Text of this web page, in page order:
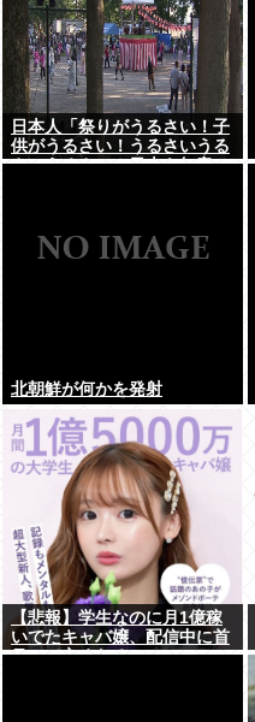
日本人「祭りがうるさい！子
供がうるさい！うるさいうる
さいうるさい！日本を無音の
北朝鮮が何かを発射
【悲報】学生なのに月1億稼
いでたキャバ嬢、配信中に首
吊って亡くなる